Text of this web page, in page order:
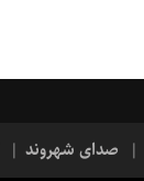
صدای شهروند